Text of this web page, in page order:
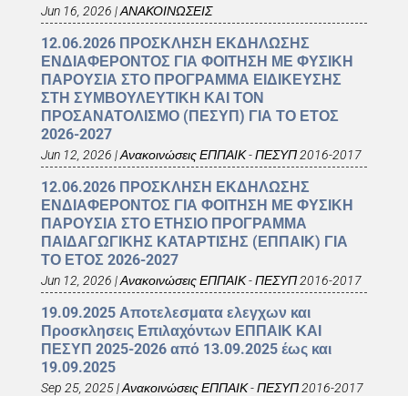
Jun 16, 2026 |ΑΝΑΚΟΙΝΩΣΕΙΣ
12.06.2026 ΠΡΟΣΚΛΗΣΗ ΕΚΔΗΛΩΣΗΣ
ΕΝΔΙΑΦΕΡΟΝΤΟΣ ΓΙΑ ΦΟΙΤΗΣΗ ΜΕ ΦΥΣΙΚΗ
ΠΑΡΟΥΣΙΑ ΣΤΟ ΠΡΟΓΡΑΜΜΑ ΕΙΔΙΚΕΥΣΗΣ
ΣΤΗ ΣΥΜΒΟΥΛΕΥΤΙΚΗ ΚΑΙ ΤΟΝ
ΠΡΟΣΑΝΑΤΟΛΙΣΜΟ (ΠΕΣΥΠ) ΓΙΑ ΤΟ ΕΤΟΣ
2026-2027
Jun 12, 2026 |Ανακοινώσεις ΕΠΠΑΙΚ - ΠΕΣΥΠ 2016-2017
12.06.2026 ΠΡΟΣΚΛΗΣΗ ΕΚΔΗΛΩΣΗΣ
ΕΝΔΙΑΦΕΡΟΝΤΟΣ ΓΙΑ ΦΟΙΤΗΣΗ ΜΕ ΦΥΣΙΚΗ
ΠΑΡΟΥΣΙΑ ΣΤΟ ΕΤΗΣΙΟ ΠΡΟΓΡΑΜΜΑ
ΠΑΙΔΑΓΩΓΙΚΗΣ ΚΑΤΑΡΤΙΣΗΣ (ΕΠΠΑΙΚ) ΓΙΑ
ΤΟ ΕΤΟΣ 2026-2027
Jun 12, 2026 |Ανακοινώσεις ΕΠΠΑΙΚ - ΠΕΣΥΠ 2016-2017
19.09.2025 Αποτελεσματα ελεγχων και
Προσκλησεις Επιλαχόντων ΕΠΠΑΙΚ ΚΑΙ
ΠΕΣΥΠ 2025-2026 από 13.09.2025 έως και
19.09.2025
Sep 25, 2025|Ανακοινώσεις ΕΠΠΑΙΚ - ΠΕΣΥΠ 2016-2017